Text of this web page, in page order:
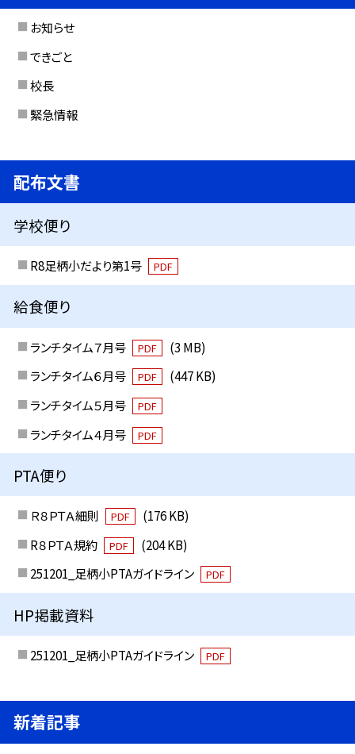
お知らせ
できごと
校長
緊急情報
配布文書
学校便り
R8足柄小だより第1号 PDF
給食便り
ランチタイム７月号 PDF
(3 MB)
ランチタイム６月号
PDF
(447 KB)
ランチタイム５月号
PDF
ランチタイム４月号 PDF
PTA便り
Ｒ８ＰＴＡ細則 PDF
(176 KB)
R８ＰＴＡ規約
PDF
(204 KB)
251201_足柄小PTAガイドライン
PDF
HP掲載資料
251201_足柄小PTAガイドライン PDF
新着記事